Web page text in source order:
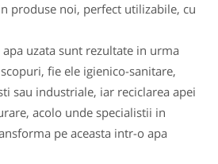
produse noi, perfect utilizabile, cu
uzata sunt rezultate in urma
fie ele igienico-sanitare,
sau industriale, iar reciclarea apei
acolo unde specialistii in
pe aceasta intr-o apa